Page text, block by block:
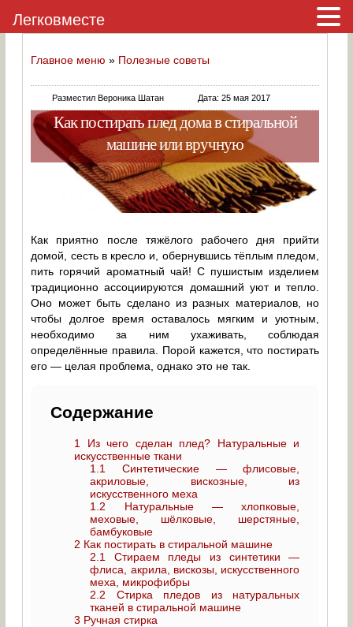
Главное меню » Полезные советы
Разместил Вероника Шатан Дата: 25 мая 2017
Как постирать плед дома в стиральной
машине или вручную
Как приятно после тяжёлого рабочего дня прийти
домой, сесть в кресло и, обернувшись тёплым пледом,
пить горячий ароматный чай! С пушистым изделием
традиционно ассоциируются домашний уют и тепло.
Оно может быть сделано из разных материалов, но
чтобы долгое время оставалось мягким и уютным,
необходимо за ним ухаживать, соблюдая
определённые правила. Порой кажется, что постирать
его — целая проблема, однако это не так.
Содержание
1
Из чего сделан плед? Натуральные и
искусственные ткани
1.1
Синтетические — флисовые,
акриловые, вискозные, из
искусственного меха
1.2 Натуральные — хлопковые,
меховые, шёлковые, шерстяные,
бамбуковые
2 Как постирать в стиральной машине
2.1
Стираем пледы из синтетики —
флиса, акрила, вискозы, искусственного
меха, микрофибры
2.2 Стирка пледов из натуральных
тканей в стиральной машине
3 Ручная стирка
Легковместе